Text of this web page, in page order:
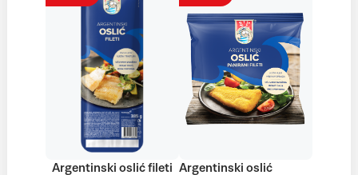
Argentinski oslić fileti Argentinski oslić